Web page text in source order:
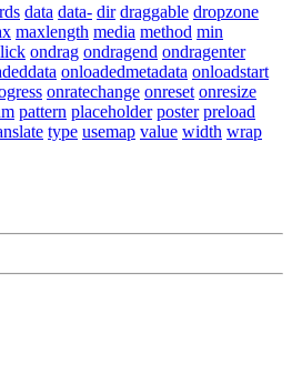
data data- dir draggable dropzone
maxlength media method min
ondrag ondragend ondragenter
onloadedmetadata onloadstart
onratechange onreset onresize
pattern placeholder poster preload
type usemap value width wrap